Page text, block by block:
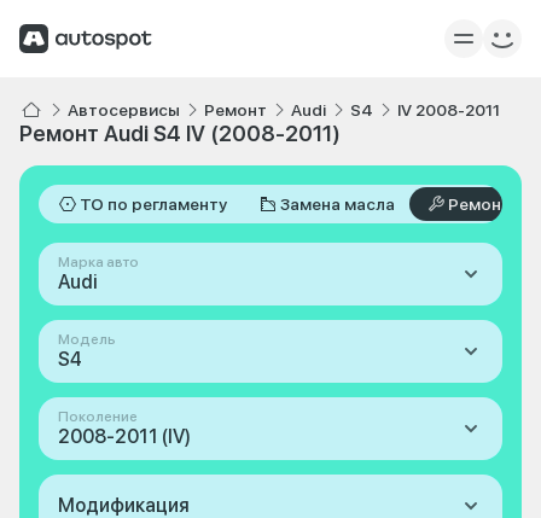
Автосервисы Ремонт Audi S4 IV 2008-2011
Ремонт Audi S4 IV (2008-2011)
ТО по регламенту Замена масла Ремонт
Марка авто
Audi
Модель
S4
Поколение
2008-2011 (IV)
Модификация